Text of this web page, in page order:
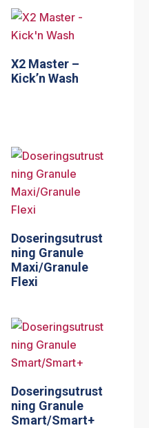
X2 Master –
Kick’n Wash
Doseringsutrust
ning Granule
Maxi/Granule
Flexi
Doseringsutrust
ning Granule
Smart/Smart+